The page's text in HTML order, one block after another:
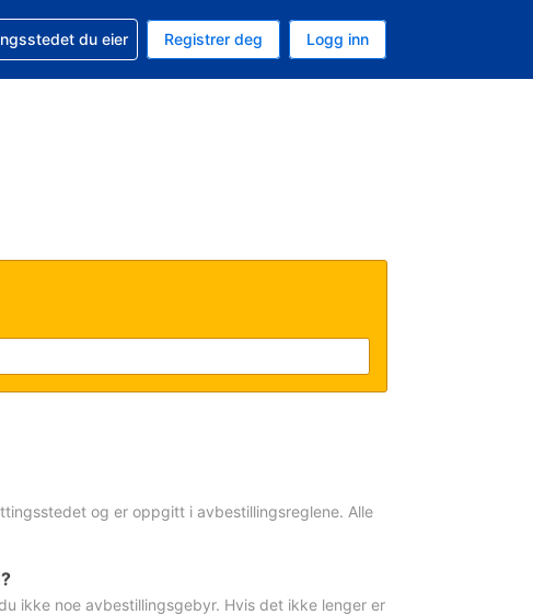
valuta
som språk
din du eier Registrer deg Logg inn
og er oppgitt i avbestillingsreglene. Alle
ikke noe avbestillingsgebyr. Hvis det ikke lenger er